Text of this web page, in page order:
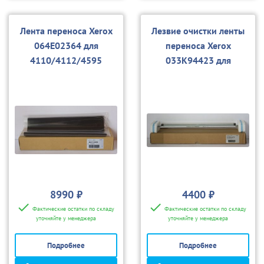
Лента переноса Xerox
064E02364 для
4110/4112/4595
8990 ₽
Фактические остатки по складу
уточняйте у менеджера
Подробнее
Лезвие очистки ленты
переноса Xerox
033K94423 для
4400 ₽
Фактические остатки по складу
уточняйте у менеджера
Подробнее